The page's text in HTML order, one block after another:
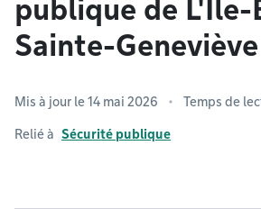
publique de L'Île-
Sainte-Geneviève
Mis à jour le 14 mai 2026 Temps de
Relié à Sécurité publique